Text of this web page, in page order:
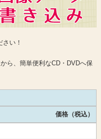
い！
ら、簡単便利なCD・DVDへ保
価格（税込）